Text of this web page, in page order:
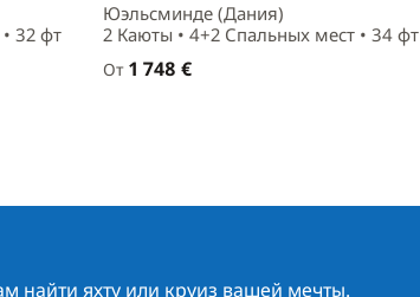
32 фт
Юэльсминде (Дания)
2 Каюты • 4+2 Спальныx мест • 34 фт
От 1 748 €
найти яхту или круиз вашей мечты.